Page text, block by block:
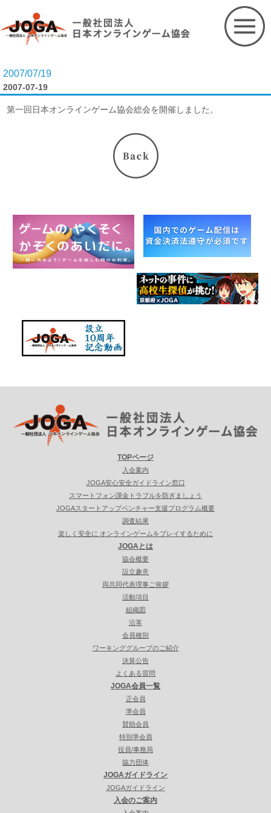
content
2007/07/19
2007-07-19
第一回日本オンラインゲーム協会総会を開催しました。
TOPページ
入会案内
JOGA安心安全ガイドライン窓口
スマートフォン課金トラブルを防ぎましょう
JOGAスタートアップベンチャー支援プログラム概要
調査結果
楽しく安全に オンラインゲームをプレイするために
JOGAとは
協会概要
設立趣意
両共同代表理事ご挨拶
活動項目
組織図
沿革
会員種別
ワーキンググループのご紹介
決算公告
よくある質問
JOGA会員一覧
正会員
準会員
賛助会員
特別準会員
役員/事務局
協力団体
JOGAガイドライン
JOGAガイドライン
入会のご案内